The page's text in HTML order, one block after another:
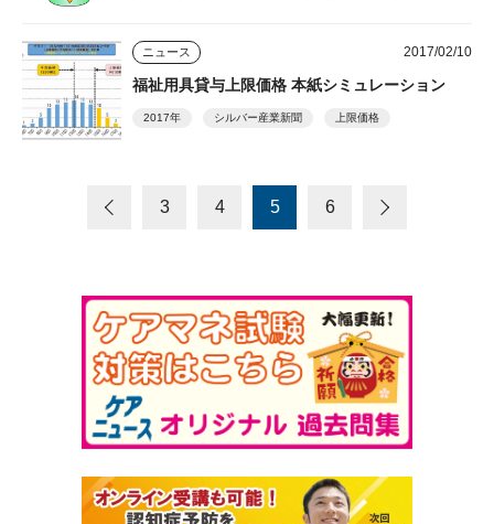
ニュース 2017/02/10
福祉用具貸与上限価格 本紙シミュレーション
2017年 シルバー産業新聞 上限価格
3 4 5 6